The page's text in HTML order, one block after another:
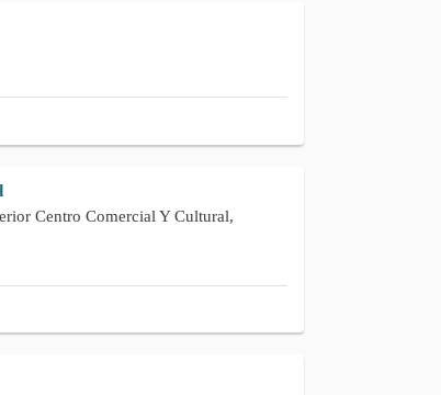
Centro Comercial Y Cultural,